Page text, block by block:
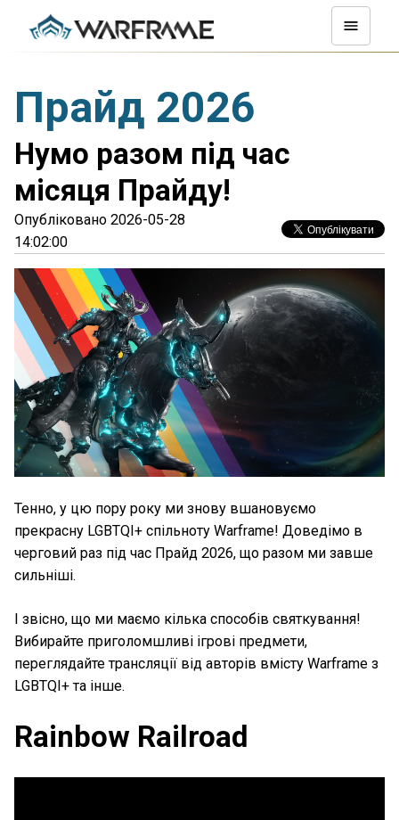
Прайд 2026
Нумо разом під час
місяця Прайду!
Опубліковано 2026-05-28
14:02:00
Тенно, у цю пору року ми знову вшановуємо
прекрасну LGBTQI+ спільноту Warframe! Доведімо в
черговий раз під час Прайд 2026, що разом ми завше
сильніші.
І звісно, що ми маємо кілька способів святкування!
Вибирайте приголомшливі ігрові предмети,
переглядайте трансляції від авторів вмісту Warframe з
LGBTQI+ та інше.
Rainbow Railroad